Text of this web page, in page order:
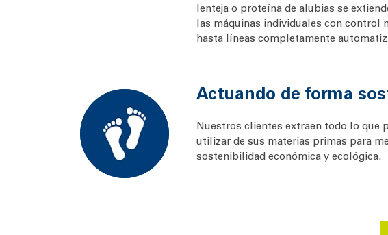
lenteja o proteína de alubias se
las máquinas individuales con control
hasta líneas completamente
Actuando de forma
Nuestros clientes extraen todo lo que
utilizar de sus materias primas para
sostenibilidad económica y ecológica.